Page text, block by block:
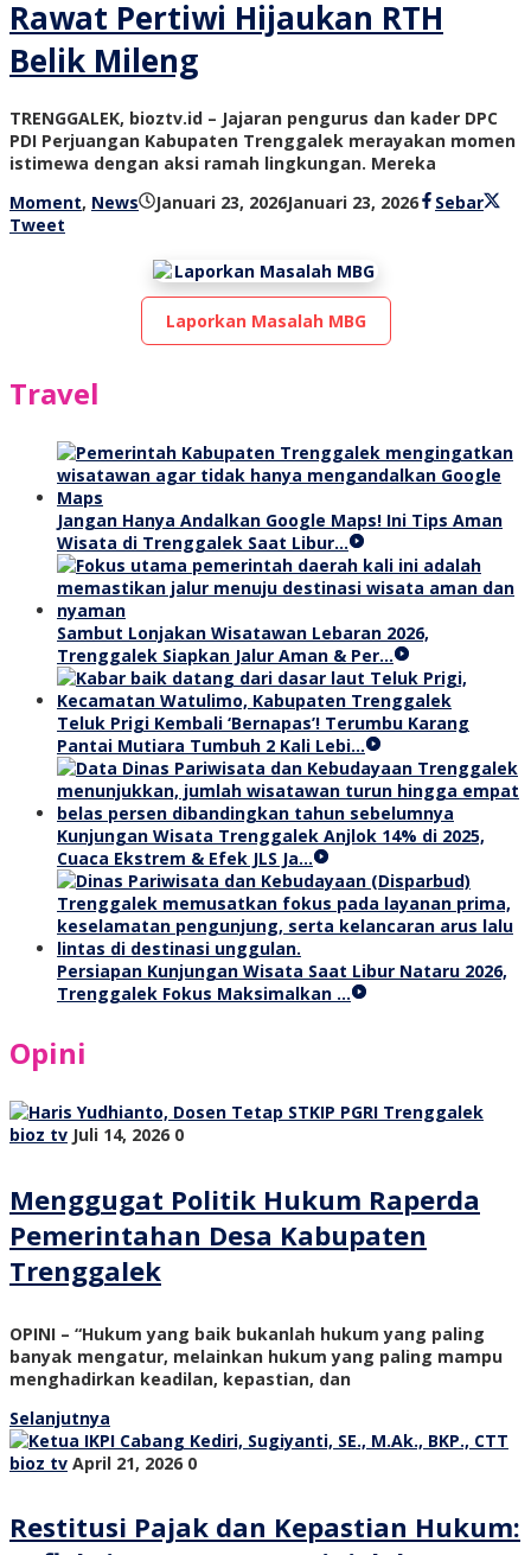
Rawat Pertiwi Hijaukan RTH
Belik Mileng
TRENGGALEK, bioztv.id – Jajaran pengurus dan kader DPC
PDI Perjuangan Kabupaten Trenggalek merayakan momen
istimewa dengan aksi ramah lingkungan. Mereka
Moment, News Januari 23, 2026Januari 23, 2026olehSebar
Tweet
Laporkan Masalah MBG
Travel
Jangan Hanya Andalkan Google Maps! Ini Tips Aman
Wisata di Trenggalek Saat Libur…
Sambut Lonjakan Wisatawan Lebaran 2026,
Trenggalek Siapkan Jalur Aman & Per…
Teluk Prigi Kembali ‘Bernapas’! Terumbu Karang
Pantai Mutiara Tumbuh 2 Kali Lebi…
Kunjungan Wisata Trenggalek Anjlok 14% di 2025,
Cuaca Ekstrem & Efek JLS Ja…
Persiapan Kunjungan Wisata Saat Libur Nataru 2026,
Trenggalek Fokus Maksimalkan …
Opini
bioz tv Juli 14, 2026 0
Menggugat Politik Hukum Raperda
Pemerintahan Desa Kabupaten
Trenggalek
OPINI – “Hukum yang baik bukanlah hukum yang paling
banyak mengatur, melainkan hukum yang paling mampu
menghadirkan keadilan, kepastian, dan
Selanjutnya
bioz tv April 21, 2026 0
Restitusi Pajak dan Kepastian Hukum: